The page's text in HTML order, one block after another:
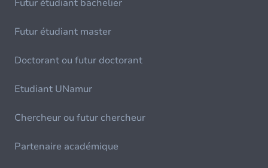
Futur étudiant bachelier
Futur étudiant master
Doctorant ou futur doctorant
Etudiant UNamur
Chercheur ou futur chercheur
Partenaire académique